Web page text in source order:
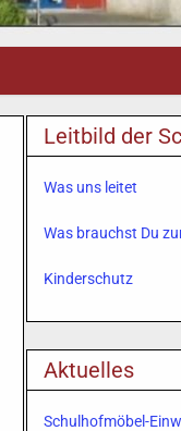
Leitbild der
Was uns leitet
Was brauchst Du
Kinderschutz
Aktuelles
Schulhofmöbel-